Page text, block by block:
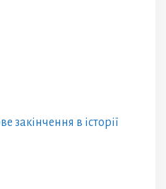
закінчення в історії